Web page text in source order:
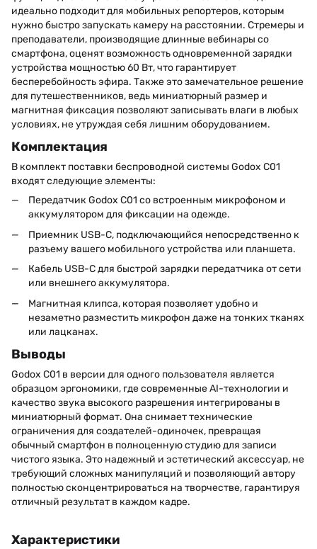
идеально подходит для мобильных репортеров, которым
нужно быстро запускать камеру на расстоянии. Стремеры и
преподаватели, производящие длинные вебинары со
смартфона, оценят возможность одновременной зарядки
устройства мощностью 60 Вт, что гарантирует
бесперебойность эфира. Также это замечательное решение
для путешественников, ведь миниатюрный размер и
магнитная фиксация позволяют записывать влаги в любых
условиях, не утруждая себя лишним оборудованием.
Комплектация
В комплект поставки беспроводной системы Godox C01
входят следующие элементы:
Передатчик Godox C01 со встроенным микрофоном и
аккумулятором для фиксации на одежде.
Приемник USB-C, подключающийся непосредственно к
разъему вашего мобильного устройства или планшета.
Кабель USB-C для быстрой зарядки передатчика от сети
или внешнего аккумулятора.
Магнитная клипса, которая позволяет удобно и
незаметно разместить микрофон даже на тонких тканях
или лацканах.
Выводы
Godox C01 в версии для одного пользователя является
образцом эргономики, где современные AI-технологии и
качество звука высокого разрешения интегрированы в
миниатюрный формат. Она снимает технические
ограничения для создателей-одиночек, превращая
обычный смартфон в полноценную студию для записи
чистого языка. Это надежный и эстетический аксессуар, не
требующий сложных манипуляций и позволяющий автору
полностью сконцентрироваться на творчестве, гарантируя
отличный результат в каждом кадре.
Характеристики